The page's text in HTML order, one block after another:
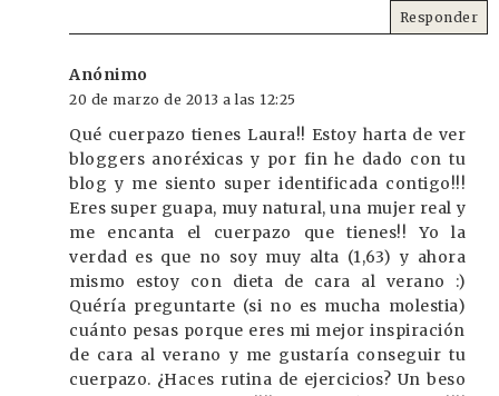
Responder
Anónimo
20 de marzo de 2013 a las 12:25
Qué cuerpazo tienes Laura!! Estoy harta de ver
bloggers anoréxicas y por fin he dado con tu
blog y me siento super identificada contigo!!!
Eres super guapa, muy natural, una mujer real y
me encanta el cuerpazo que tienes!! Yo la
verdad es que no soy muy alta (1,63) y ahora
mismo estoy con dieta de cara al verano :)
Quéría preguntarte (si no es mucha molestia)
cuánto pesas porque eres mi mejor inspiración
de cara al verano y me gustaría conseguir tu
cuerpazo. ¿Haces rutina de ejercicios? Un beso